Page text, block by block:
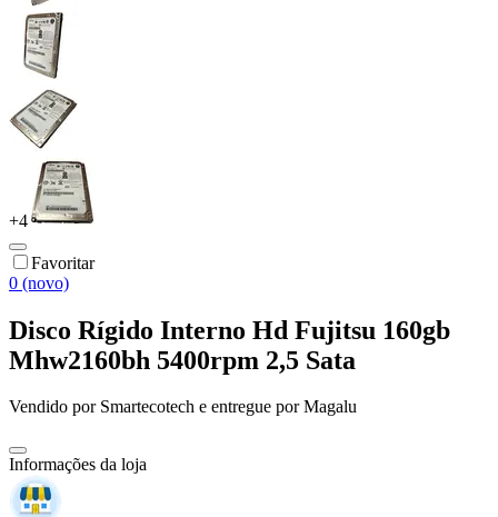
+4
Favoritar
0 (novo)
Disco Rígido Interno Hd Fujitsu 160gb
Mhw2160bh 5400rpm 2,5 Sata
Vendido por Smartecotech e entregue por Magalu
Informações da loja